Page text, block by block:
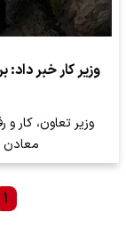
وزیر کار خبر
وزیر تعاون، کار
معادن
۱